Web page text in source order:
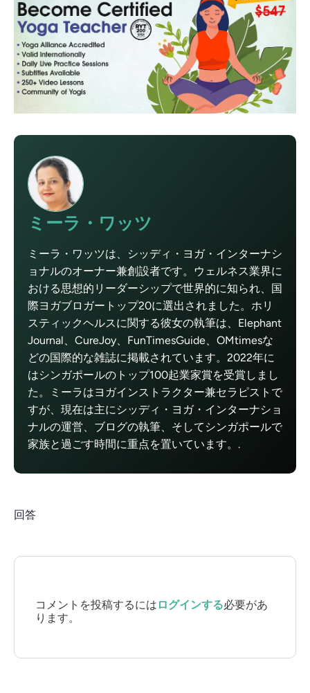
ミーラ・ワッツ
ミーラ・ワッツは、シッディ・ヨガ・インターナシ
ョナルのオーナー兼創設者です。ウェルネス業界に
おける思想的リーダーシップで世界的に知られ、国
際ヨガブロガートップ20に選出されました。ホリ
スティックヘルスに関する彼女の執筆は、Elephant
Journal、CureJoy、FunTimesGuide、OMtimesな
どの国際的な雑誌に掲載されています。2022年に
はシンガポールのトップ100起業家賞を受賞しまし
た。ミーラはヨガインストラクター兼セラピストで
すが、現在は主にシッディ・ヨガ・インターナショ
ナルの運営、ブログの執筆、そしてシンガポールで
家族と過ごす時間に重点を置いています。.
回答
コメントを投稿するには ログインする必要があ
ります。